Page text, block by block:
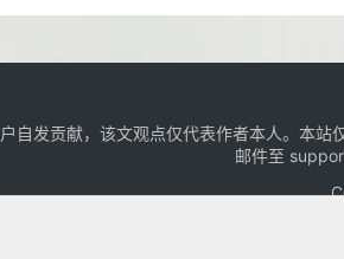
自发贡献，该文观点仅代表作者本人。本
邮件至